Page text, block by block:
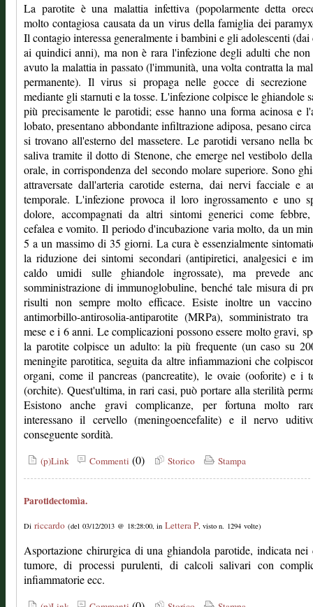
La parotite è una malattia infettiva (popolarmente detta
molto contagiosa causata da un virus della famiglia dei
Il contagio interessa generalmente i bambini e gli adolescenti (dai
ai quindici anni), ma non è rara l'infezione degli adulti che non
avuto la malattia in passato (l'immunità, una volta contratta la
permanente). Il virus si propaga nelle gocce di secrezione
mediante gli starnuti e la tosse. L'infezione colpisce le ghiandole
più precisamente le parotidi; esse hanno una forma acinosa e
lobato, presentano abbondante infiltrazione adiposa, pesano
si trovano all'esterno del massetere. Le parotidi versano nella
saliva tramite il dotto di Stenone, che emerge nel vestibolo
orale, in corrispondenza del secondo molare superiore. Sono
attraversate dall'arteria carotide esterna, dai nervi facciale e
temporale. L'infezione provoca il loro ingrossamento e uno
dolore, accompagnati da altri sintomi generici come febbre,
cefalea e vomito. Il periodo d'incubazione varia molto, da un
5 a un massimo di 35 giorni. La cura è essenzialmente
la riduzione dei sintomi secondari (antipiretici, analgesici e
caldo umidi sulle ghiandole ingrossate), ma prevede
somministrazione di immunoglobuline, benché tale misura di
risulti non sempre molto efficace. Esiste inoltre un
antimorbillo-antirosolia-antiparotite (MRPa), somministrato
mese e i 6 anni. Le complicazioni possono essere molto gravi,
la parotite colpisce un adulto: la più frequente (un caso su
meningite parotitica, seguita da altre infiammazioni che
organi, come il pancreas (pancreatite), le ovaie (ooforite) e i
(orchite). Quest'ultima, in rari casi, può portare alla sterilità
Esistono anche gravi complicanze, per fortuna molto
interessano il cervello (meningoencefalite) e il nervo
conseguente sordità.
(p)Link Commenti (0) Storico Stampa
Parotidectomìa.
Di riccardo (del 03/12/2013 @ 18:28:00, in Lettera P, visto n. 1294 volte)
Asportazione chirurgica di una ghiandola parotide, indicata nei
tumore, di processi purulenti, di calcoli salivari con
infiammatorie ecc.